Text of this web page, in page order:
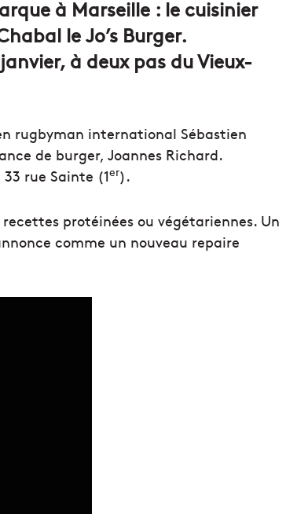
à Marseille : le cuisinier
le Jo’s Burger.
à deux pas du Vieux-
rugbyman international Sébastien
de burger, Joannes Richard.
33 rue Sainte (1er).
protéinées ou végétariennes. Un
comme un nouveau repaire